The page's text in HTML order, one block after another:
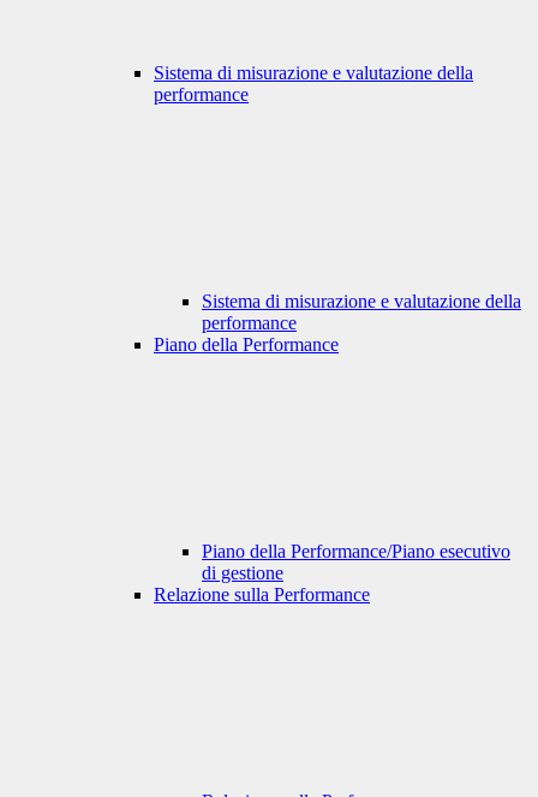
Sistema di misurazione e valutazione della
performance
Sistema di misurazione e valutazione della
performance
Piano della Performance
Piano della Performance/Piano esecutivo
di gestione
Relazione sulla Performance